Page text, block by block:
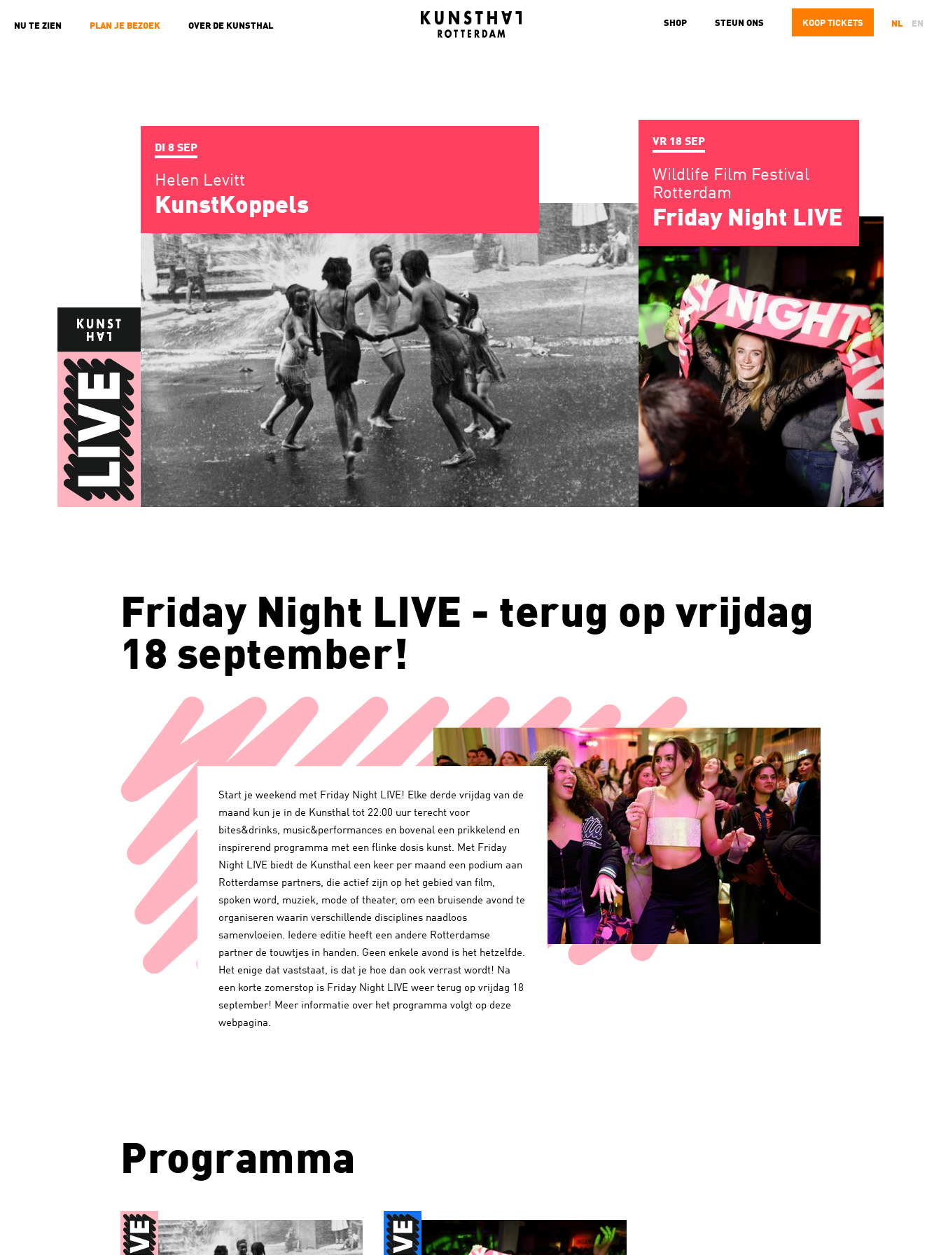
NL EN
KOOP TICKETS
STEUN ONS
SHOP
DI 8 SEP
Helen Levitt
KunstKoppels
VR 18 SEP
Wildlife Film Festival
Rotterdam
Friday Night LIVE
Friday Night LIVE - terug op vrijdag
18 september!
Start je weekend met Friday Night LIVE! Elke derde vrijdag van de
maand kun je in de Kunsthal tot 22:00 uur terecht voor
bites&drinks, music&performances en bovenal een prikkelend en
inspirerend programma met een flinke dosis kunst. Met Friday
Night LIVE biedt de Kunsthal een keer per maand een podium aan
Rotterdamse partners, die actief zijn op het gebied van film,
spoken word, muziek, mode of theater, om een bruisende avond te
organiseren waarin verschillende disciplines naadloos
samenvloeien. Iedere editie heeft een andere Rotterdamse
partner de touwtjes in handen. Geen enkele avond is het hetzelfde.
Het enige dat vaststaat, is dat je hoe dan ook verrast wordt! Na
een korte zomerstop is Friday Night LIVE weer terug op vrijdag 18
september! Meer informatie over het programma volgt op deze
webpagina.
Programma
NU TE ZIEN PLAN JE BEZOEK OVER DE KUNSTHAL